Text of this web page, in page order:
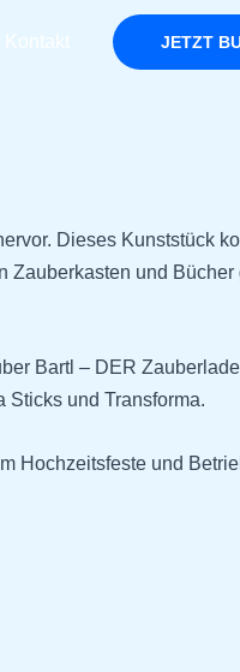
Kontakt JETZT
Dieses Kunststück
und Bücher
Bartl – DER
Sticks und Transforma.
Hochzeitsfeste und